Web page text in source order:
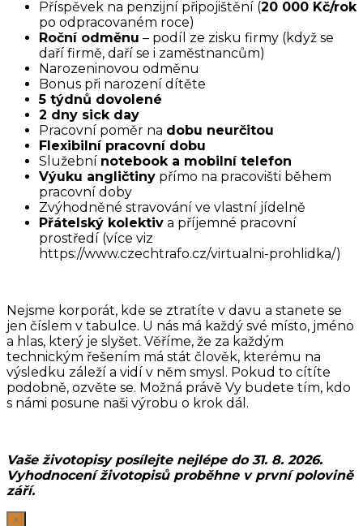
Příspěvek na penzijní připojištění (20 000 Kč/rok
po odpracovaném roce)
Roční odměnu – podíl ze zisku firmy (když se
daří firmě, daří se i zaměstnancům)
Narozeninovou odměnu
Bonus při narození dítěte
5 týdnů dovolené
2 dny sick day
Pracovní poměr na dobu neurčitou
Flexibilní pracovní dobu
Služební notebook a mobilní telefon
Výuku angličtiny přímo na pracovišti během
pracovní doby
Zvýhodněné stravování ve vlastní jídelně
Přátelský kolektiv a příjemné pracovní
prostředí (více viz
https://www.czechtrafo.cz/virtualni-prohlidka/)
Nejsme korporát, kde se ztratíte v davu a stanete se
jen číslem v tabulce. U nás má každý své místo, jméno
a hlas, který je slyšet. Věříme, že za každým
technickým řešením má stát člověk, kterému na
výsledku záleží a vidí v něm smysl. Pokud to cítíte
podobně, ozvěte se. Možná právě Vy budete tím, kdo
s námi posune naši výrobu o krok dál.
Vaše životopisy posílejte nejlépe do 31. 8. 2026.
Vyhodnocení životopisů proběhne v první polovině
září.
×